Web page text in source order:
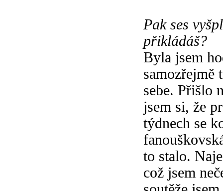
Pak ses
přikládáš?
Byla jsem
samozřejmě
sebe. Přišlo
jsem si, že
týdnech se
to stalo.
což jsem